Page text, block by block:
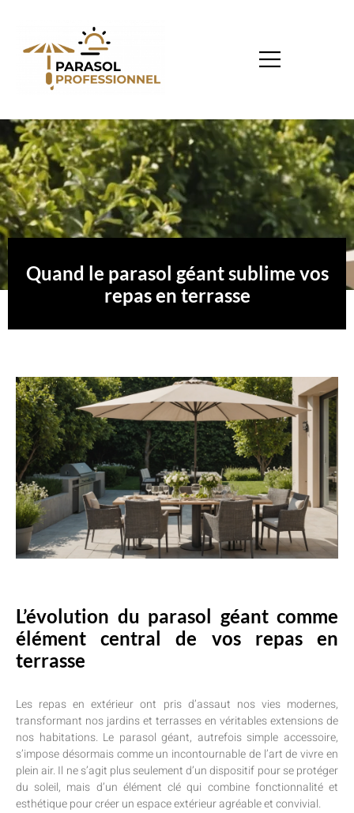
Quand le parasol géant sublime vos
repas en terrasse
L’évolution du parasol géant comme
élément central de vos repas en
terrasse
Les repas en extérieur ont pris d’assaut nos vies modernes,
transformant nos jardins et terrasses en véritables extensions de
nos habitations. Le parasol géant, autrefois simple accessoire,
s’impose désormais comme un incontournable de l’art de vivre en
plein air. Il ne s’agit plus seulement d’un dispositif pour se protéger
du soleil, mais d’un élément clé qui combine fonctionnalité et
esthétique pour créer un espace extérieur agréable et convivial.